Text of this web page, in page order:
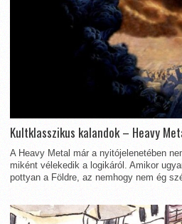
Kultklasszikus kalandok – Heavy
A Heavy Metal már a nyitójelenetében
miként vélekedik a logikáról. Amikor
pottyan a Földre, az nemhogy nem ég